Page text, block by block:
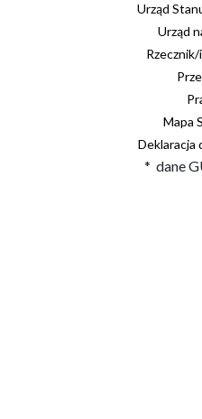
Urząd
Urząd
Mapa
Deklaracja
* dane